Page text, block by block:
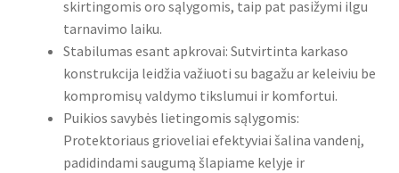
skirtingomis oro sąlygomis, taip pat pasižymi ilgu
tarnavimo laiku.
Stabilumas esant apkrovai: Sutvirtinta karkaso
konstrukcija leidžia važiuoti su bagažu ar keleiviu be
kompromisų valdymo tikslumui ir komfortui.
Puikios savybės lietingomis sąlygomis:
Protektoriaus grioveliai efektyviai šalina vandenį,
padidindami saugumą šlapiame kelyje ir